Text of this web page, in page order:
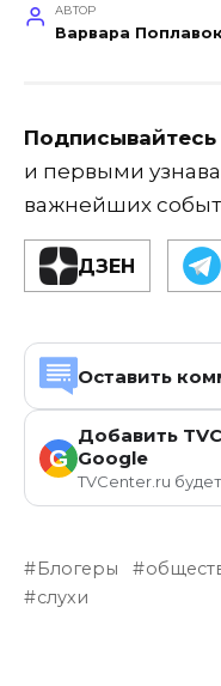
АВТОР
Варвара Поплавок
и первыми
важнейших
ДЗЕН
Оставить
G
Добавить
Google
TVCenter.ru
Блогеры
слухи